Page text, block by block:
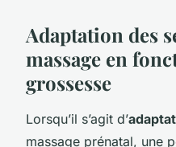
Adaptation des
massage en
grossesse
Lorsqu’il s’agit d’
massage prénatal, une